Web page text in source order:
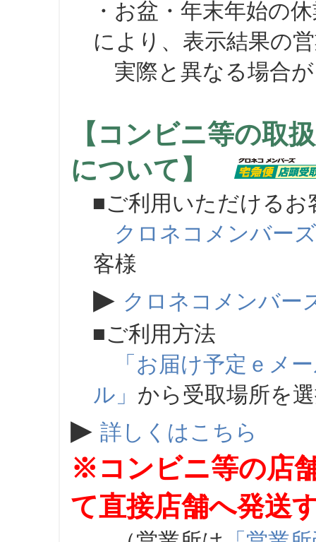
・お盆・年末年始の
により、表示結果の
実際と異なる場合が
【コンビニ等の取
について】
■ご利用いただけるお
クロネコメンバーズ
客様
▶ クロネコメンバー
■ご利用方法
「お届け予定ｅメ
ル」 から受取場所を
▶ 詳しくはこちら
※コンビニ等の店
て直接店舗へ発送